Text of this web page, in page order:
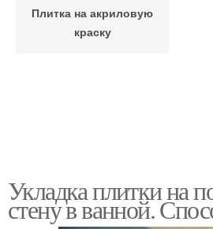
Плитка на акриловую
краску
Укладка плитки на
стену в ванной.